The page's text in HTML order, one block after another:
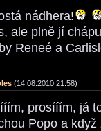
nádhera!
ale plně jí
Reneé a
(14.08.2010 21:58)
prosííím, já
Popo a